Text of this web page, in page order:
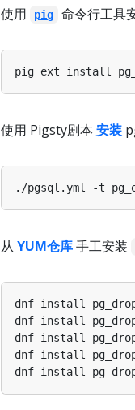
使用 pig 命令行工具
使用 Pigsty剧本 安装
./pgsql.yml -t
从 YUM仓库手工安装
dnf install
dnf install
dnf install
dnf install
dnf install